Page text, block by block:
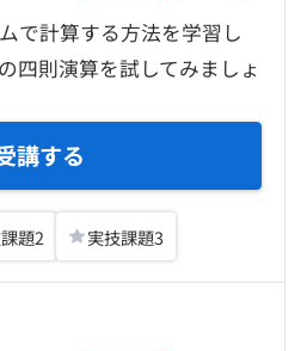
で計算する方法を学習し
四則演算を試してみましょ
講する
題2 実技課題3